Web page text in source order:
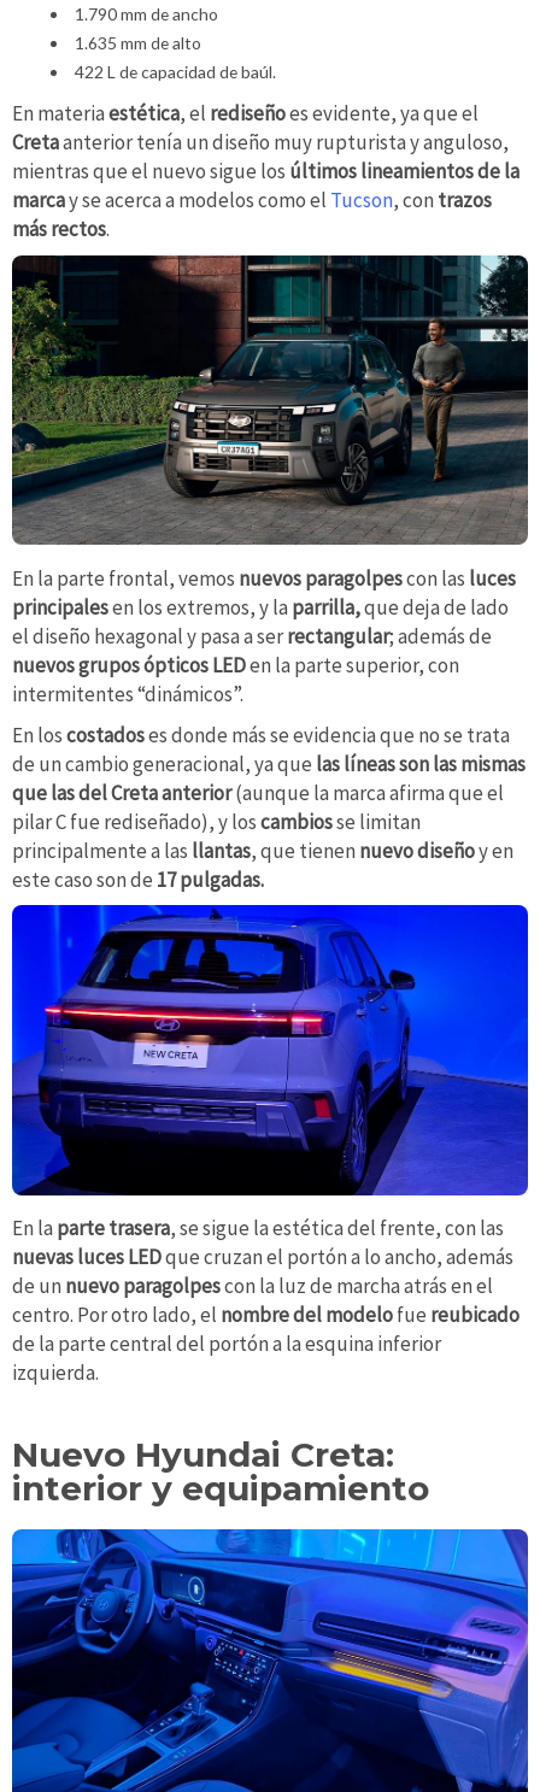
1.790 mm de ancho
1.635 mm de alto
422 L de capacidad de baúl.
En materiaestética, el rediseñoes evidente, ya que el
Cretaanterior tenía un diseño muy rupturista y anguloso,
mientras que el nuevo sigue los últimos lineamientos de la
marcay se acerca a modelos como el Tucson, con trazos
más rectos.
En la parte frontal, vemos nuevos paragolpescon las luces
principalesen los extremos, y la parrilla,que deja de lado
el diseño hexagonal y pasa a serrectangular; además de
nuevos grupos ópticosLEDen la parte superior, con
intermitentes “dinámicos”.
En loscostadoses donde más se evidencia que no se trata
de un cambio generacional, ya que las líneas son las mismas
que las del Creta anterior(aunque la marca afirma que el
pilar C fue rediseñado), y loscambiosse limitan
principalmente a las llantas, que tienen nuevo diseñoy en
este caso son de 17 pulgadas.
En la parte trasera, se sigue la estética del frente, con las
nuevas luces LEDque cruzan el portón a lo ancho, además
de un nuevoparagolpescon la luz de marcha atrás en el
centro. Por otro lado, el nombre del modelofue reubicado
de la parte central del portón a la esquina inferior
izquierda.
Nuevo Hyundai Creta:
interior y equipamiento